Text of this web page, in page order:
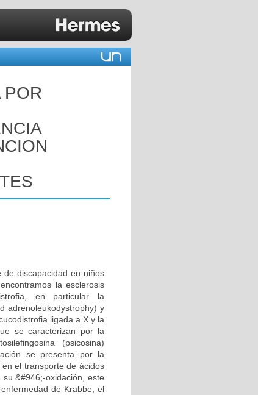
POR
de discapacidad en niños
la esclerosis
en particular la
adrenoleukodystrophy) y
ligada a X y la
se caracterizan por la
(psicosina)
se presenta por la
el transporte de ácidos
&#946;-oxidación, este
de Krabbe, el